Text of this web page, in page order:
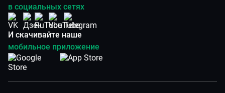
в социальных сетях
И скачивайте наше
мобильное приложение